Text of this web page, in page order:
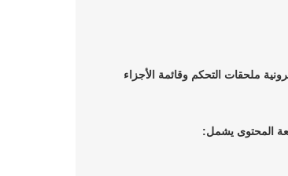
ملحقات التحكم وقائمة الأجزاء
المحتوى يشمل: